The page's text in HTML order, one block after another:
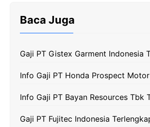
o
k
g
a
m
p
p
n
k
Baca Juga
Gaji PT Gistex Garment Indonesia
Info Gaji PT Honda Prospect
Info Gaji PT Bayan Resources Tbk
Gaji PT Fujitec Indonesia